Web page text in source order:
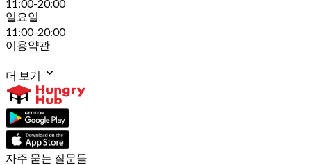
11:00-20:00
일요일
11:00-20:00
이용약관
더 보기
자주 묻는 질문들